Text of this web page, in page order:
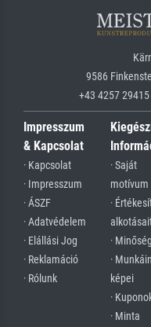
9586
+43 4257
Impresszum
& Kapcsolat
· Kapcsolat
· Impresszum
· ÁSZF
· Adatvédelem
· Elállási Jog
· Reklamáció
· Rólunk
· Saját
motívum
·
· Minőség
·
képei
·
· Minta